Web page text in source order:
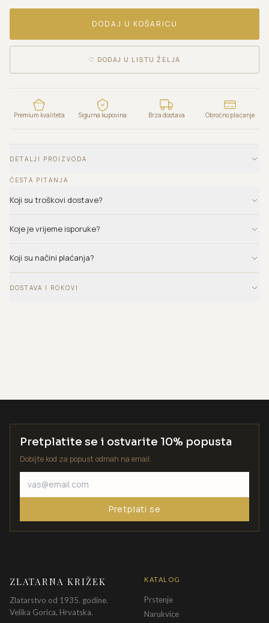
DODAJ U KOŠARICU
♡ DODAJ U LISTU ŽELJA
Premium kvaliteta Sigurna kupovina Brza dostava Obročno plaćanje
DETALJI PROIZVODA
ČESTA PITANJA
Koji su troškovi dostave?
Koje je vrijeme isporuke?
Koji su načini plaćanja?
DOSTAVA I ROKOVI
Pretplatite se i ostvarite 10% popusta
Dobijte kod za popust odmah na email.
Pretplati se
ZLATARNA KRIŽEK
Zlatarstvo od 1935. godine.
Velika Gorica, Hrvatska.
KATALOG
Prstenje
Narukvice